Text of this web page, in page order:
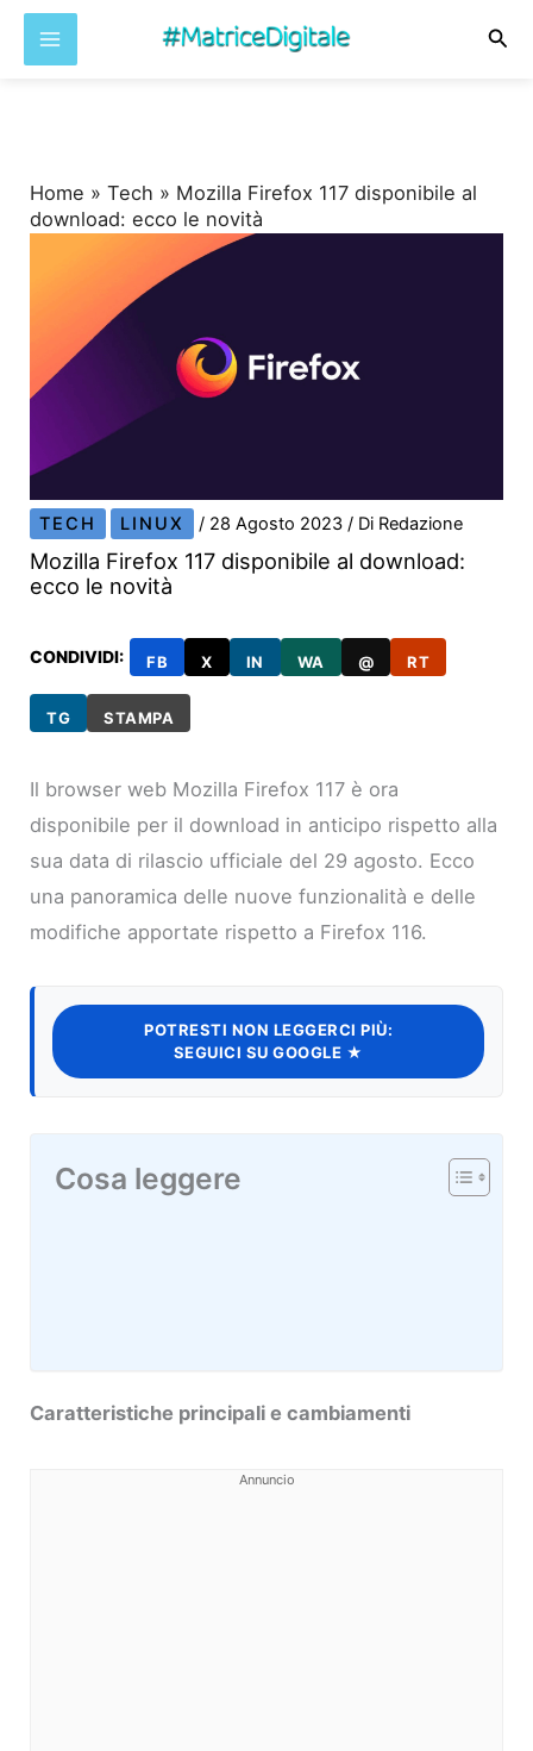
Home »Tech » Mozilla Firefox 117 disponibile al
download: ecco le novità
TECH LINUX / 28 Agosto 2023/ Di Redazione
Mozilla Firefox 117 disponibile al download:
ecco le novità
CONDIVIDI: FB X IN WA @ RT
TG STAMPA
Il browser web Mozilla Firefox 117 è ora
disponibile per il download in anticipo rispetto alla
sua data di rilascio ufficiale del 29 agosto. Ecco
una panoramica delle nuove funzionalità e delle
modifiche apportate rispetto a Firefox 116.
POTRESTI NON LEGGERCI PIÙ:
SEGUICI SU GOOGLE ★
Cosa leggere
Caratteristiche principali e cambiamenti
Annuncio